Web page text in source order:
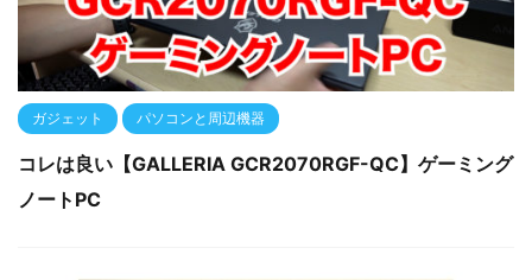
ガジェット パソコンと周辺機器
コレは良い【GALLERIA GCR2070RGF-QC】ゲーミング
ノートPC